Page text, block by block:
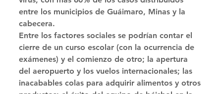
entre los municipios de Guáimaro, Minas y la
cabecera.
Entre los factores sociales se podrían contar el
cierre de un curso escolar (con la ocurrencia de
exámenes) y el comienzo de otro; la apertura
del aeropuerto y los vuelos internacionales; las
inacabables colas para adquirir alimentos y otros